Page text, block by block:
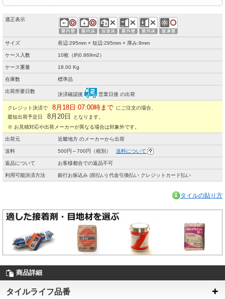
適正表示
サイズ 長辺:295mm × 短辺:295mm × 厚み:9mm
ケース入数 10枚（約0.869m2）
ケース重量 18.00 Kg
在庫数 標準品
出荷所要日数
決済確認後 営業日後 の出荷
クレジット決済で 8月18日 07:00時まで にご注文の場合、
最短出荷予定日
8月20日
となります。
※ お見積対応や出荷メーカーが異なる場合は対象外です。
出荷元 近畿地方 のメーカーから出荷
送料 500円～700円（税別） 送料について
返品について お客様都合での返品不可
利用可能決済方法 銀行お振込み (前払い) 代金引換払い クレジットカード払い
タイルの貼り方
商品詳細
タイルライフ品番